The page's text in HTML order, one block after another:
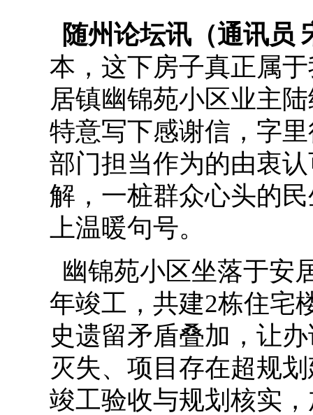
随州论坛讯 （通讯员
本，这下房子真正属
居镇幽锦苑小区业主
特意写下感谢信，字
部门担当作为的由衷
解，一桩群众心头的
上温暖句号。
幽锦苑小区坐落于安
年竣工，共建2栋住宅
史遗留矛盾叠加，让
灭失、项目存在超规
竣工验收与规划核实